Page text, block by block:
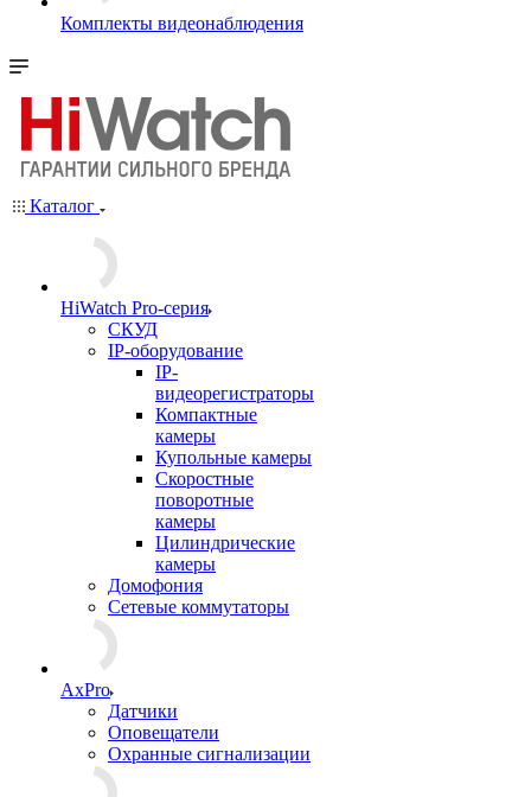
Комплекты видеонаблюдения
Каталог
HiWatch Pro-серия
CКУД
IP-оборудование
IP-
видеорегистраторы
Компактные
камеры
Купольные камеры
Скоростные
поворотные
камеры
Цилиндрические
камеры
Домофония
Сетевые коммутаторы
AxPro
Датчики
Оповещатели
Охранные сигнализации